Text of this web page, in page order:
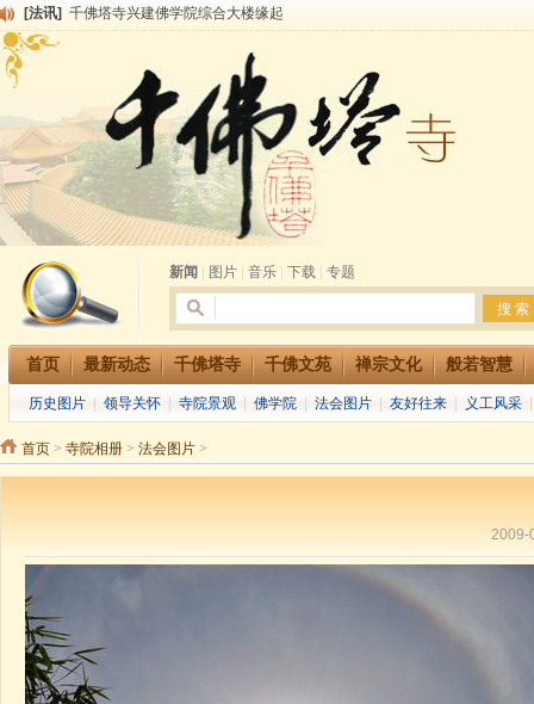
[法讯] 千佛塔寺兴建佛学院综合大楼缘起
[法讯]
千佛塔寺阅藏堂周末阅藏报名通知
清明节祭祖报恩地藏法会
[法讯]
本寺方丈上明下慧尼和尚开讲《六祖坛经》
[法讯] 2015-3-26师父于法堂对大众的开示
[法讯]
广东千佛塔寺云门佛学院女众部 2016年招生简章
[法讯]
恭请海涛法师莅临千佛塔寺弘法
[法讯]
2014年七月大法会 祈福息灾地藏七 冥阳两利普渡群蒙盂兰盆
[法讯] 千佛塔寺云门佛学院女众部2014年招生简章
新闻
图片 音乐 下载 专题
首页 最新动态 千佛塔寺 千佛文苑 禅宗文化 般若智慧
历史图片 领导关怀 寺院景观 佛学院 法会图片 友好往来 义工风采
首页 > 寺院相册 > 法会图片 >
2009-